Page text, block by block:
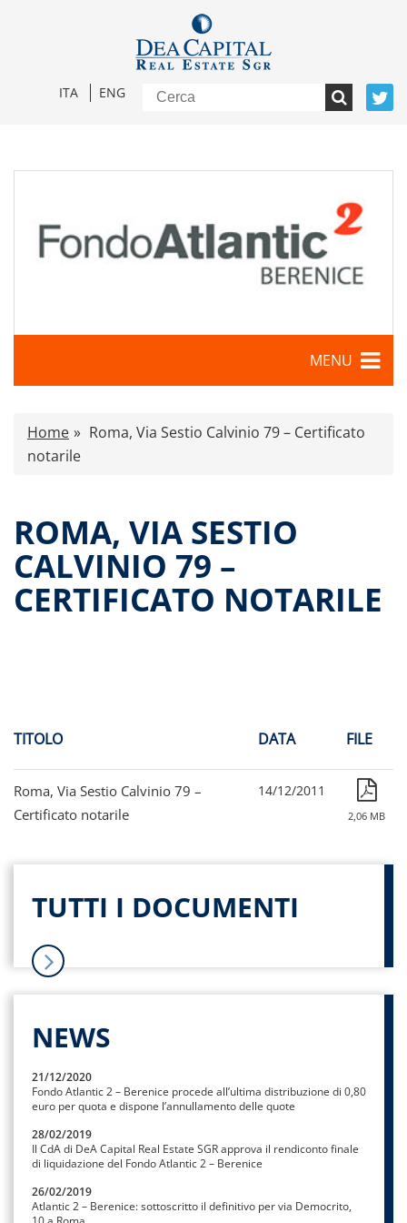
ITA ENG
MENU
Caratteristiche
Comunicati stampa
Relazioni di gestione e Resoconti intermedi
Governance
Assemblee
Home
Roma, Via Sestio Calvinio 79 – Certificato
notarile
ROMA, VIA SESTIO
CALVINIO 79 –
CERTIFICATO NOTARILE
TITOLO DATA FILE
Roma, Via Sestio Calvinio 79 –
Certificato notarile
14/12/2011
2,06 MB
TUTTI I DOCUMENTI
NEWS
21/12/2020
Fondo Atlantic 2 – Berenice procede all’ultima distribuzione di 0,80
euro per quota e dispone l’annullamento delle quote
28/02/2019
Il CdA di DeA Capital Real Estate SGR approva il rendiconto finale
di liquidazione del Fondo Atlantic 2 – Berenice
26/02/2019
Atlantic 2 – Berenice: sottoscritto il definitivo per via Democrito,